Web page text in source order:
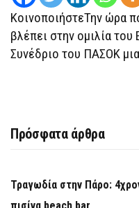
ΚοινοποιήστεΤην ώρα
βλέπει στην ομιλία
Συνέδριο του ΠΑΣΟΚ
Πρόσφατα άρθρα
Τραγωδία στην Πάρο: